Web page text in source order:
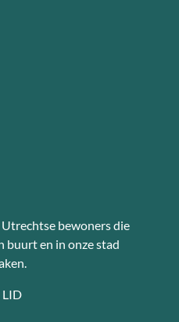
bewoners die
buurt en in onze stad
LID